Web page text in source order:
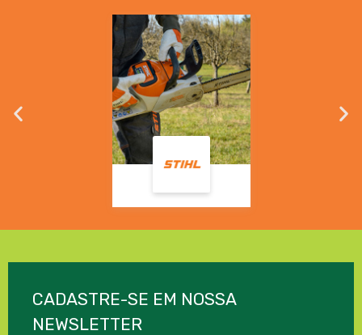
CADASTRE-SE EM NOSSA
NEWSLETTER